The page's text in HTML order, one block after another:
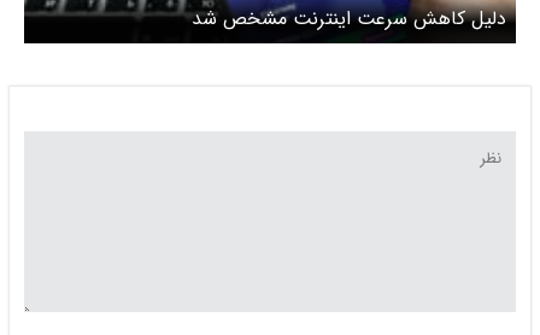
دلیل کاهش سرعت اینترنت مشخص شد